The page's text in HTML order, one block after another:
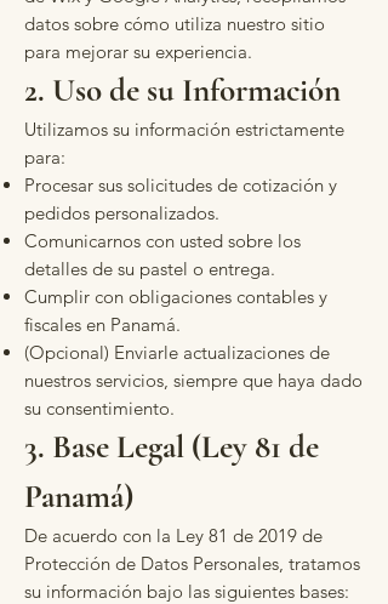
datos sobre cómo utiliza nuestro sitio
para mejorar su experiencia.
2. Uso de su Información
Utilizamos su información estrictamente
para:
Procesar sus solicitudes de cotización y
pedidos personalizados.
Comunicarnos con usted sobre los
detalles de su pastel o entrega.
Cumplir con obligaciones contables y
fiscales en Panamá.
(Opcional) Enviarle actualizaciones de
nuestros servicios, siempre que haya dado
su consentimiento.
3. Base Legal (Ley 81 de
Panamá)
De acuerdo con la Ley 81 de 2019 de
Protección de Datos Personales, tratamos
su información bajo las siguientes bases: